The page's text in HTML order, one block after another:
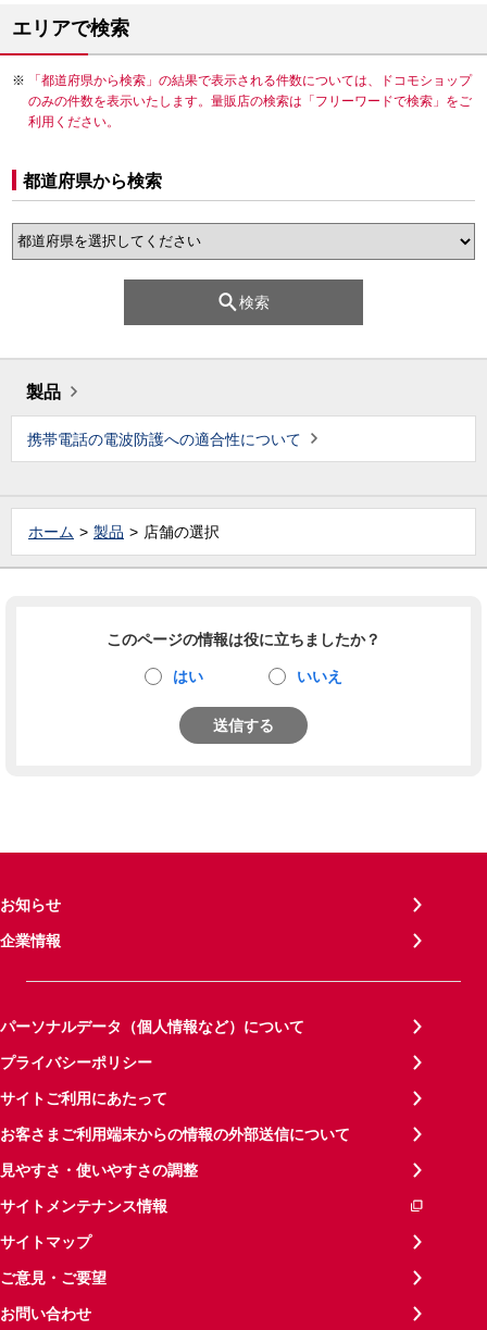
エリアで検索
「都道府県から検索」の結果で表示される件数については、ドコモショップ
のみの件数を表示いたします。量販店の検索は「フリーワードで検索」をご
利用ください。
都道府県から検索
検索
製品
携帯電話の電波防護への適合性について
ホーム 製品 店舗の選択
このページの情報は役に立ちましたか？
はい いいえ
送信する
お知らせ
企業情報
パーソナルデータ（個人情報など）について
プライバシーポリシー
サイトご利用にあたって
お客さまご利用端末からの情報の外部送信について
見やすさ・使いやすさの調整
サイトメンテナンス情報
サイトマップ
ご意見・ご要望
お問い合わせ